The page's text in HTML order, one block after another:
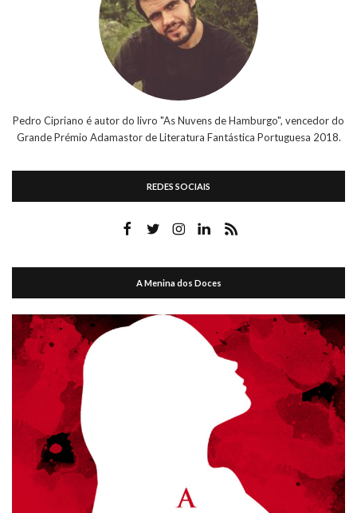
Pedro Cipriano é autor do livro "As Nuvens de Hamburgo", vencedor do
Grande Prémio Adamastor de Literatura Fantástica Portuguesa 2018.
REDES SOCIAIS
A Menina dos Doces